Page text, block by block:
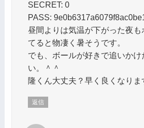
SECRET: 0
PASS:
昼間よりは気温が下がった夜も
てると物凄く暑そうです。
でも、ボールが好きで追いかけ
い。＾＾
隆くん大丈夫？早く良くなりま
返信